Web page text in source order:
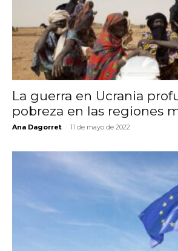
La guerra en Ucrania
pobreza en las regiones
Ana Dagorret - 11 de mayo de 2022